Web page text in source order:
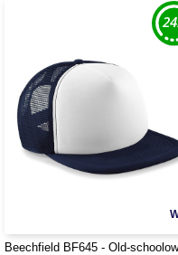
Beechfield BF645 - Old-